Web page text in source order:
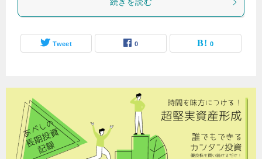
続きを読む
Tweet 0 0